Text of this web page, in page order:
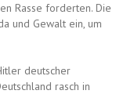
Rasse forderten. Die
und Gewalt ein, um
deutscher
rasch in